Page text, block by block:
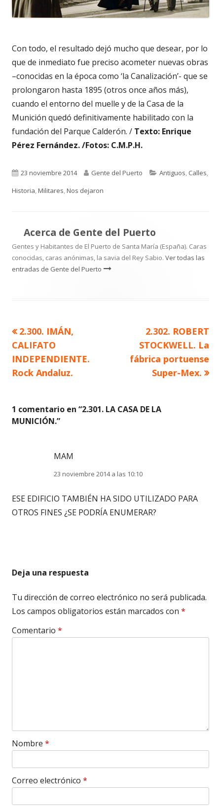
Con todo, el resultado dejó mucho que desear, por lo
que de inmediato fue preciso acometer nuevas obras
–conocidas en la época como ‘la Canalización’- que se
prolongaron hasta 1895 (otros once años más),
cuando el entorno del muelle y de la Casa de la
Munición quedó definitivamente habilitado con la
fundación del Parque Calderón. / Texto: Enrique
Pérez Fernández. /Fotos: C.M.P.H.
Publicado
el
23 noviembre 2014 Autor
Gente del Puerto Categorías
Antiguos, Calles,
Historia,Militares,Nos dejaron
Acerca de Gente del Puerto
Gentes y Habitantes de El Puerto de Santa María (España). Caras
conocidas, caras anónimas, la savia del Rey Sabio. Ver todas las
entradas de Gente del Puerto
Navegación
de
entradas
Artículo
anterior
2.300. IMÁN,
CALIFATO
INDEPENDIENTE.
Rock Andaluz.
Artículo
siguiente
2.302. ROBERT
STOCKWELL. La
fábrica portuense
Super-Mex.
1 comentario en “2.301. LA CASA DE LA
MUNICIÓN.”
MAM
23 noviembre 2014 a las 10:10
ESE EDIFICIO TAMBIÉN HA SIDO UTILIZADO PARA
OTROS FINES ¿SE PODRÍA ENUMERAR?
Deja una respuesta
Tu dirección de correo electrónico no será publicada.
Los campos obligatorios están marcados con *
Comentario *
Nombre *
Correo electrónico *